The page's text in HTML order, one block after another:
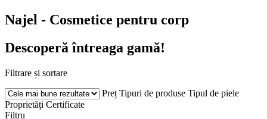
Najel - Cosmetice pentru corp
Descoperă întreaga gamă!
Filtrare și sortare
Preț Tipuri de produse Tipul de piele
Proprietăți Certificate
Filtru